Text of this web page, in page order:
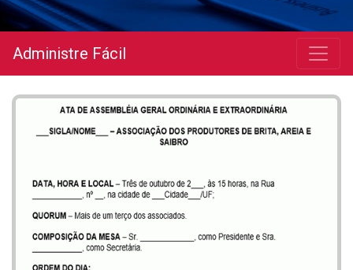
Administre Fácil